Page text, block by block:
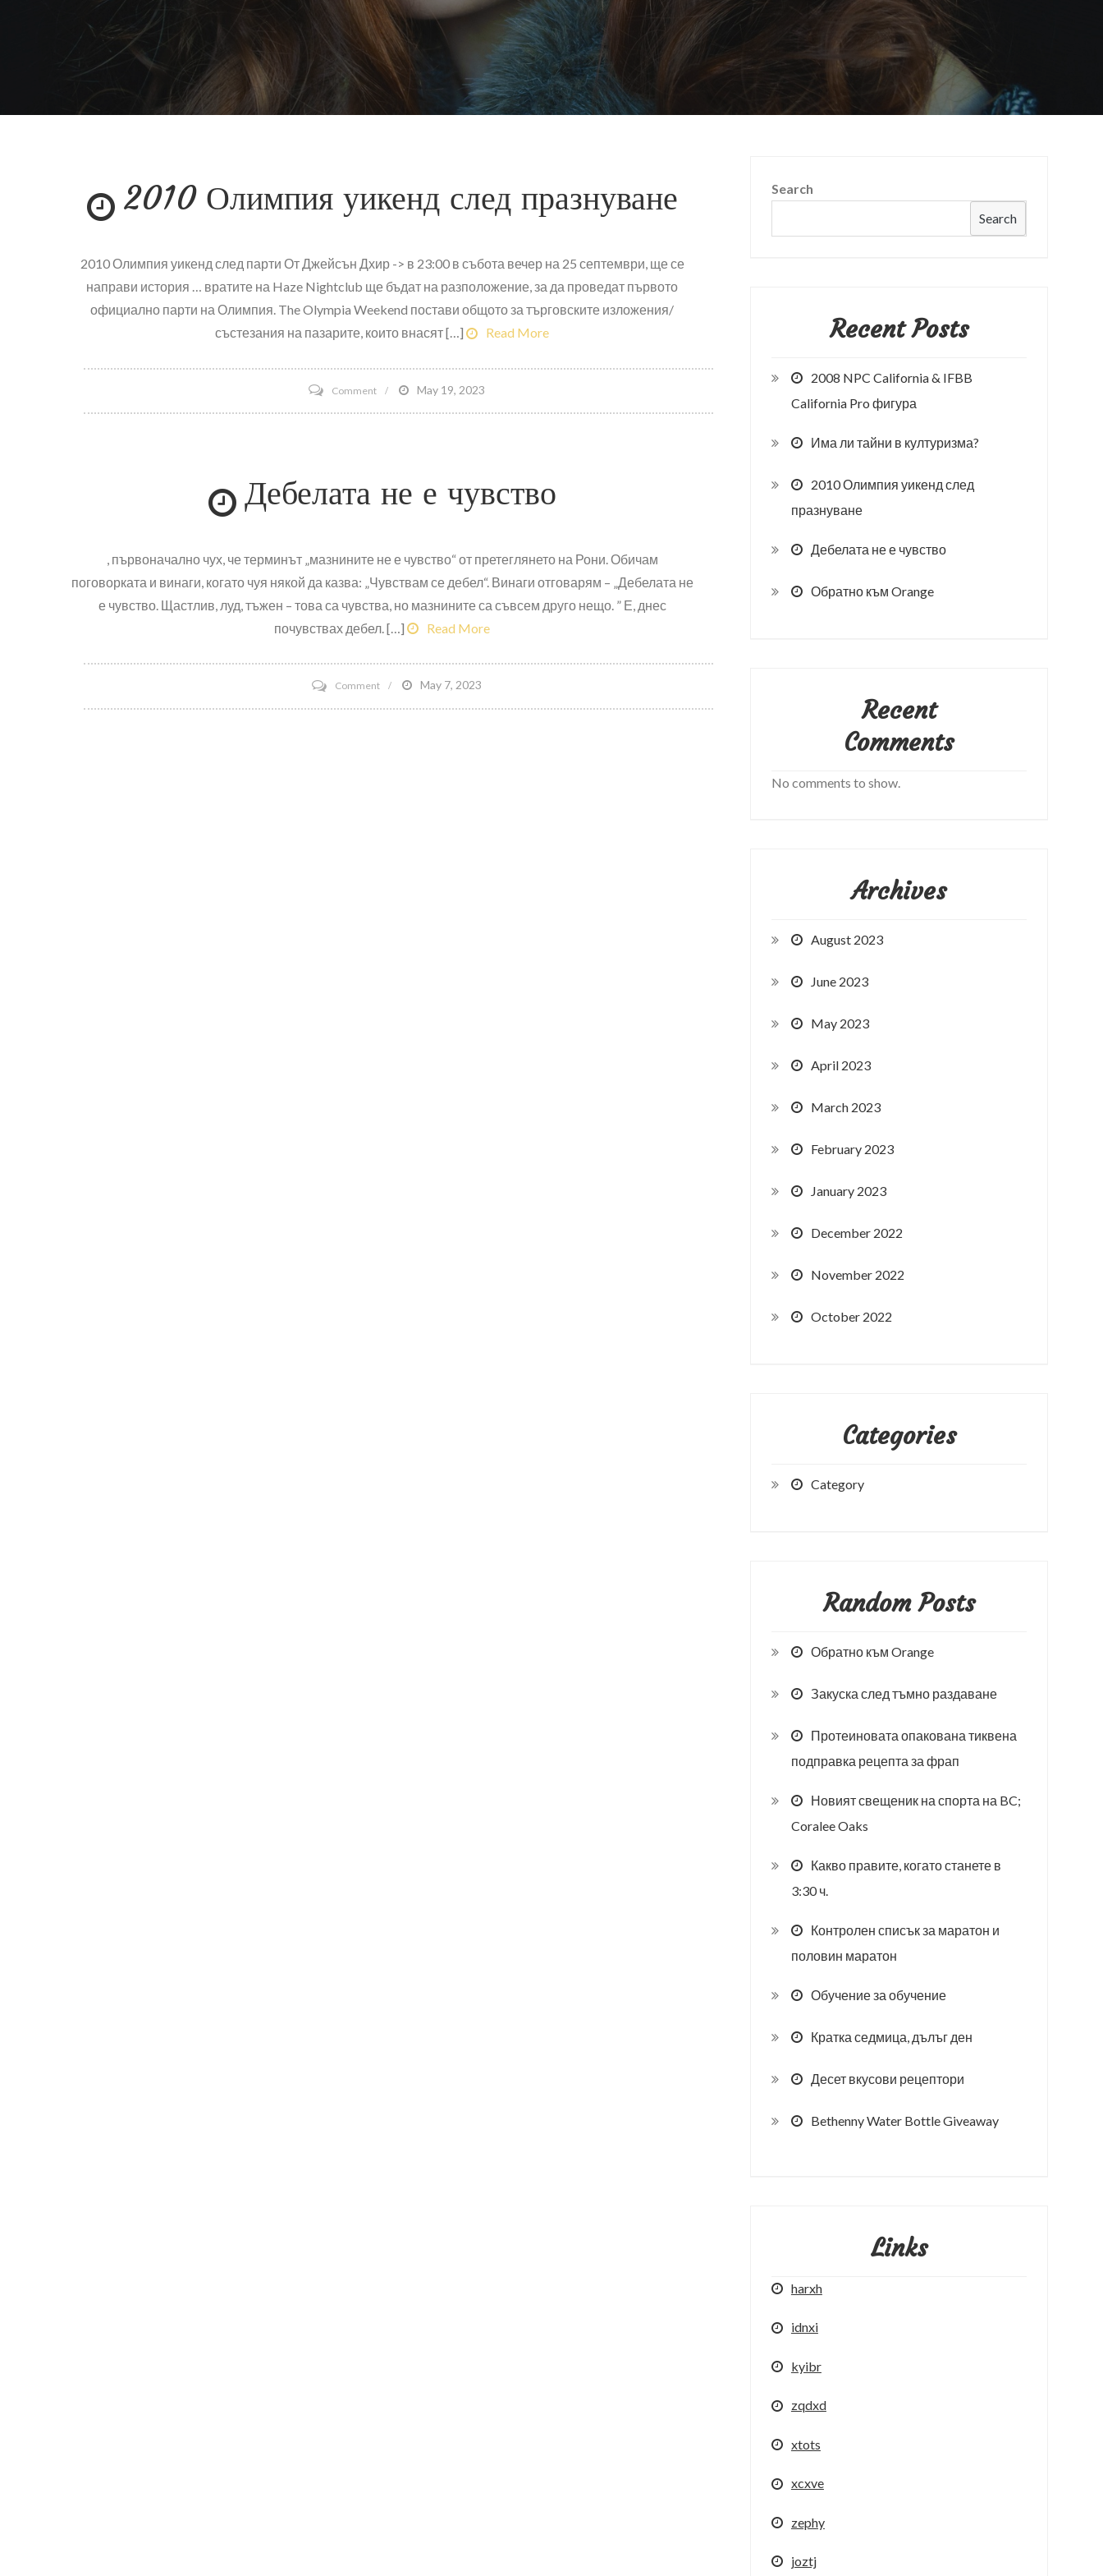
2010 Олимпия уикенд след празнуване
2010 Олимпия уикенд след парти От Джейсън Дхир -> в 23:00 в събота вечер на 25 септември, ще се
направи история … вратите на Haze Nightclub ще бъдат на разположение, за да проведат първото
официално парти на Олимпия. The Olympia Weekend постави общото за търговските изложения/
състезания на пазарите, които внасят […]
Read More
Commenton
2010
празнуване
May 19, 2023
Дебелата не е чувство
, първоначално чух, че терминът „мазнините не е чувство“ от претеглянето на Рони. Обичам
поговорката и винаги, когато чуя някой да казва: „Чувствам се дебел“. Винаги отговарям – „Дебелата не
е чувство. Щастлив, луд, тъжен – това са чувства, но мазнините са съвсем друго нещо. ” Е, днес
почувствах дебел. […]
Read More
Commenton
Дебелата
May 7, 2023
Search
Search
Recent Posts
2008 NPC California & IFBB
California Pro фигура
Има ли тайни в културизма?
2010 Олимпия уикенд след
празнуване
Дебелата не е чувство
Обратно към Orange
Recent
Comments
No comments to show.
Archives
August 2023
June 2023
May 2023
April 2023
March 2023
February 2023
January 2023
December 2022
November 2022
October 2022
Categories
Category
Random Posts
Обратно към Orange
Закуска след тъмно раздаване
Протеиновата опакована тиквена
подправка рецепта за фрап
Новият свещеник на спорта на BC;
Coralee Oaks
Какво правите, когато станете в
3:30 ч.
Контролен списък за маратон и
половин маратон
Обучение за обучение
Кратка седмица, дълъг ден
Десет вкусови рецептори
Bethenny Water Bottle Giveaway
Links
harxh
idnxi
kyibr
zqdxd
xtots
xcxve
zephy
joztj